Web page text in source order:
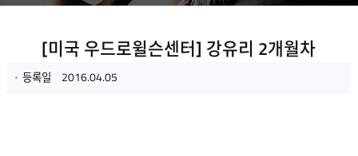
[미국 우드로윌슨센터] 강유리 2개월차
등록일 2016.04.05